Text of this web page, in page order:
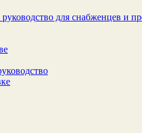
для снабженцев и